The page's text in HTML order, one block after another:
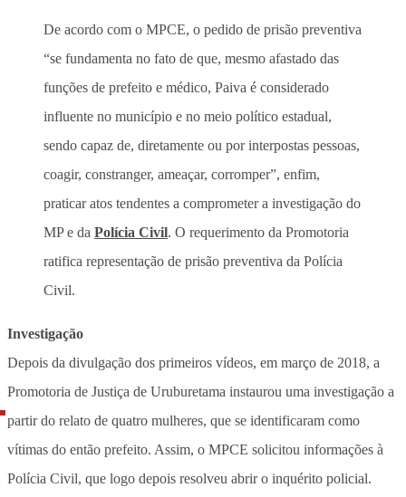
De acordo com o MPCE, o pedido de prisão preventiva
“se fundamenta no fato de que, mesmo afastado das
funções de prefeito e médico, Paiva é considerado
influente no município e no meio político estadual,
sendo capaz de, diretamente ou por interpostas pessoas,
coagir, constranger, ameaçar, corromper”, enfim,
praticar atos tendentes a comprometer a investigação do
MP e da Polícia Civil. O requerimento da Promotoria
ratifica representação de prisão preventiva da Polícia
Civil.
Investigação
Depois da divulgação dos primeiros vídeos, em março de 2018, a
Promotoria de Justiça de Uruburetama instaurou uma investigação a
partir do relato de quatro mulheres, que se identificaram como
vítimas do então prefeito. Assim, o MPCE solicitou informações à
Polícia Civil, que logo depois resolveu abrir o inquérito policial.